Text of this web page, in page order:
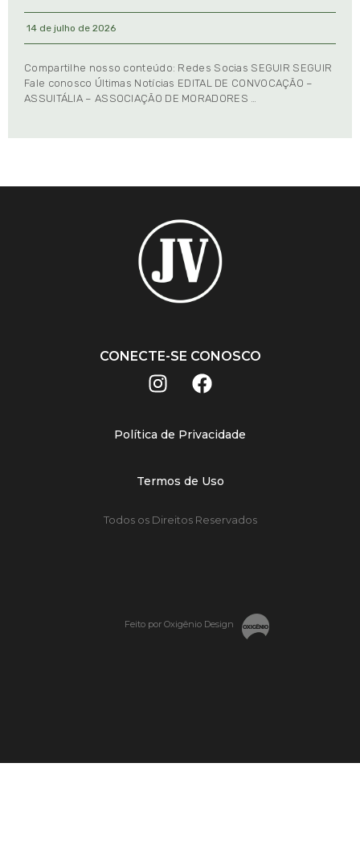
14 de julho de 2026
Compartilhe nosso conteúdo: Redes Socias SEGUIR SEGUIR
Fale conosco Últimas Notícias EDITAL DE CONVOCAÇÃO –
ASSUITÁLIA – ASSOCIAÇÃO DE MORADORES …
CONECTE-SE CONOSCO
Política de Privacidade
Termos de Uso
Todos os Direitos Reservados
Feito por Oxigênio Design